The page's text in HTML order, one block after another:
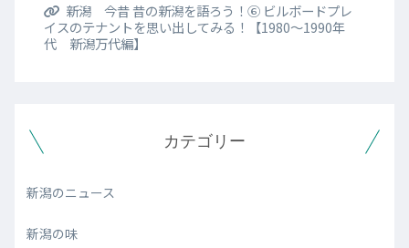
新潟 今昔 昔の新潟を語ろう！⑥ ビルボードプレ
イスのテナントを思い出してみる！【1980～1990年
代 新潟万代編】
カテゴリー
新潟のニュース
新潟の味